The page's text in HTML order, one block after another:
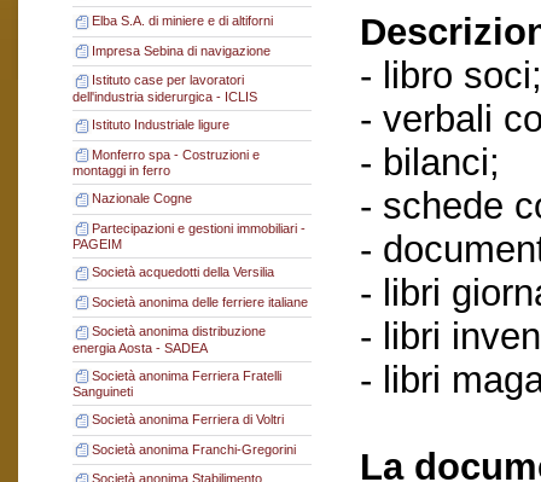
Elba S.A. di miniere e di altiforni
Impresa Sebina di navigazione
Istituto case per lavoratori
dell'industria siderurgica - ICLIS
Istituto Industriale ligure
Monferro spa - Costruzioni e
montaggi in ferro
Nazionale Cogne
Partecipazioni e gestioni immobiliari -
PAGEIM
Società acquedotti della Versilia
Società anonima delle ferriere italiane
Società anonima distribuzione
energia Aosta - SADEA
Società anonima Ferriera Fratelli
Sanguineti
Società anonima Ferriera di Voltri
Società anonima Franchi-Gregorini
Società anonima Stabilimento
- libro soci;
- verbali
- bilanci;
- schede
-
- libri
- libri
- libri
La